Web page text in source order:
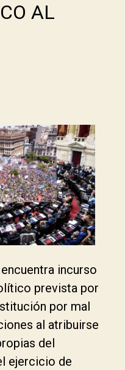
AL
incurso
prevista por
por mal
al atribuirse
del
ejercicio de